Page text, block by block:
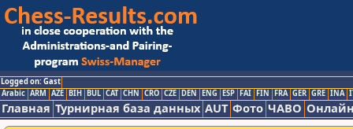
Logged on: Gast
Arabic ARM AZE BIH BUL CAT CHN CRO CZE DEN ENG ESP FAI FIN FRA GER GRE INA
Главная Турнирная база данных AUT Фото ЧАВО